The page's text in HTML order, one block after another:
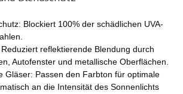
Blockiert 100% der schädlichen UVA-
reflektierende Blendung durch
Autofenster und metallische Oberflächen.
Gläser: Passen den Farbton für optimale
an die Intensität des Sonnenlichts